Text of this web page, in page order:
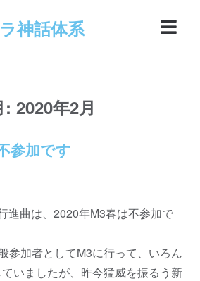
神話体系
: 2020年2月
参加です
進曲は、2020年M3春は不参加で
参加者としてM3に行って、いろん
いましたが、昨今猛威を振るう新